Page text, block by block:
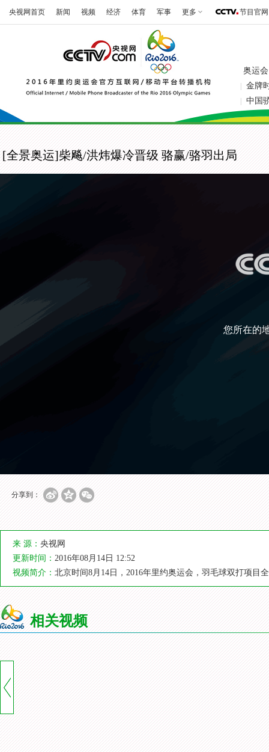
央视网首页 新闻 视频 经济 体育 军事 更多 节目官网
奥运会
金牌
中国
[全景奥运]柴飚/洪炜爆冷晋级 骆赢/骆羽出局
您所在的
分享到：
来 源： 央视网
更新时间： 2016年08月14日 12:52
视频简介： 北京时间8月14日，2016年里约奥运会，羽毛球双打项目
相关视频